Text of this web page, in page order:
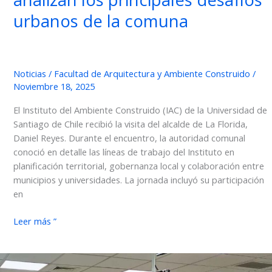
urbanos de la comuna
Noticias / Facultad de Arquitectura y Ambiente Construido /
Noviembre 18, 2025
El Instituto del Ambiente Construido (IAC) de la Universidad de
Santiago de Chile recibió la visita del alcalde de La Florida,
Daniel Reyes. Durante el encuentro, la autoridad comunal
conoció en detalle las líneas de trabajo del Instituto en
planificación territorial, gobernanza local y colaboración entre
municipios y universidades. La jornada incluyó su participación
en
IAC
de
Leer más ”